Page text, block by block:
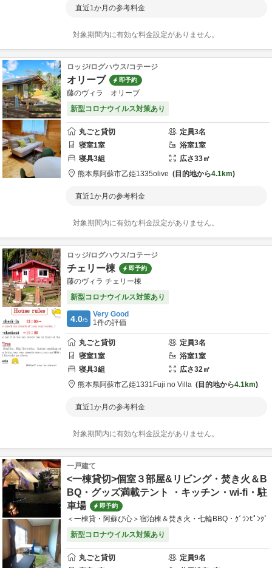
直近1か月の参考料金
対象期間内に有効な料金設定がありません。
ロッジ/ログハウス/コテージ
オリーブ 即予約
藤のヴィラ オリーブ
新型コロナウイルス対策あり
丸ごと貸切 定員3名
寝室1室 浴室1室
寝具3組 広さ33㎡
熊本県阿蘇市乙姫1335olive 目的地から4.1km
直近1か月の参考料金
対象期間内に有効な料金設定がありません。
ロッジ/ログハウス/コテージ
チェリー棟 即予約
藤のヴィラ チェリー棟
新型コロナウイルス対策あり
4.0/5
Very Good
1件の評価
丸ごと貸切 定員3名
寝室1室 浴室1室
寝具3組 広さ32㎡
熊本県阿蘇市乙姫1331 Fuji no Villa 目的地から4.1km
直近1か月の参考料金
対象期間内に有効な料金設定がありません。
一戸建て
<一棟貸切>個室３部屋&リビング・焚き火＆B
BQ・グッズ満載テント ・キッチン・wi-fi・駐
車場
即予約
＜一棟貸・阿蘇び心＞宿泊棟＆焚き火・七輪BBQ・ｸﾞﾗﾝﾋﾟﾝｸﾞ
新型コロナウイルス対策あり
丸ごと貸切 定員9名